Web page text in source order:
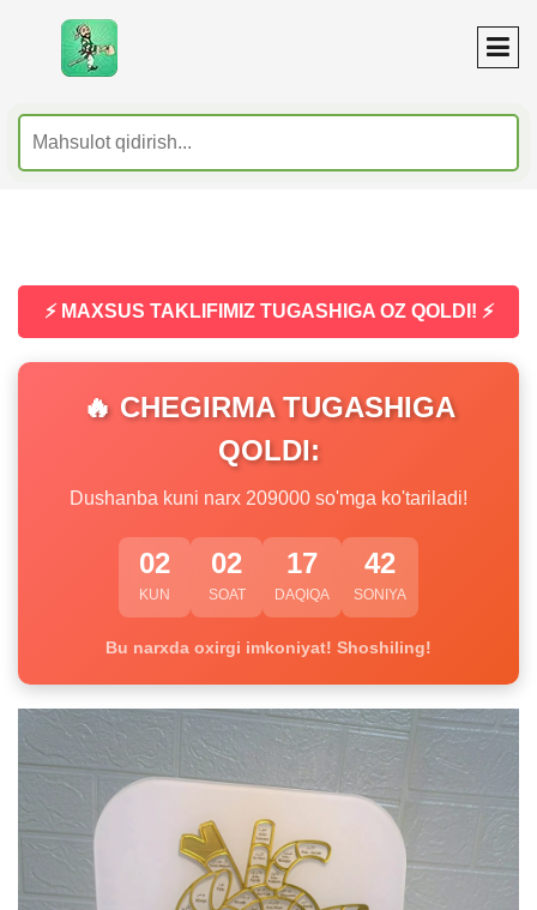
⚡ MAXSUS TAKLIFIMIZ TUGASHIGA OZ QOLDI! ⚡
🔥 CHEGIRMA TUGASHIGA
QOLDI:
Dushanba kuni narx 209000 so'mga ko'tariladi!
02
KUN
02
SOAT
17
DAQIQA
41
SONIYA
Bu narxda oxirgi imkoniyat! Shoshiling!